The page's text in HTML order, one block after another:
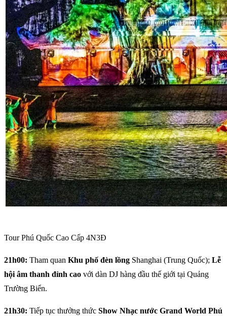
Tour Phú Quốc Cao Cấp 4N3Đ
21h00: Tham quan Khu phố đèn lồng Shanghai (Trung Quốc); Lễ
hội âm thanh đỉnh cao với dàn DJ hàng đầu thế giới tại Quảng
Trường Biển.
21h30: Tiếp tục thưởng thức Show Nhạc nước Grand World Phú